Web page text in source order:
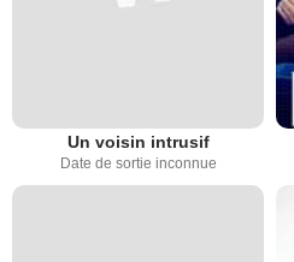
Un voisin intrusif
Date de sortie inconnue